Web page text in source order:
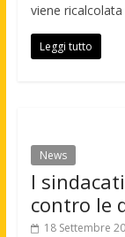
viene ricalcolata
Leggi tutto
News
I
contro le
18 Settembre